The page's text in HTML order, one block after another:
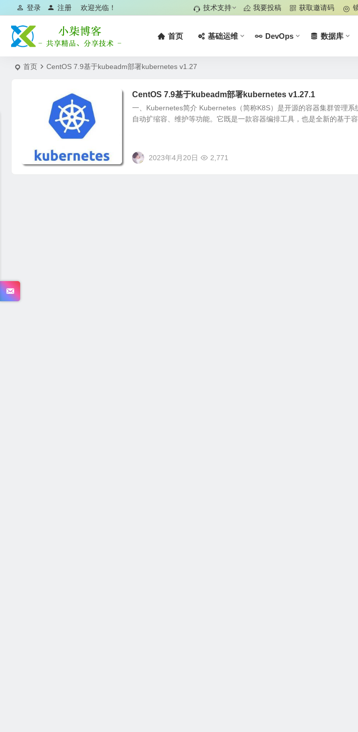
欢迎光临！
登录 注册 技术支持 我要投稿 获取邀请码
首页 基础运维 DevOps 数据库
首页 CentOS 7.9基于kubeadm部署kubernetes v1.27
CentOS 7.9基于kubeadm部署kubernetes v1.27.1
一、Kubernetes简介 Kubernetes（简称K8S）是开源的容器集群管理系
自动扩缩容、维护等功能。它既是一款容器编排工具，也是全新的基于容
2023年4月20日 2,771